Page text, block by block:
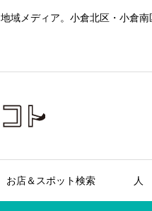
域メディア。小倉北区・小倉
お店＆スポット検索 人